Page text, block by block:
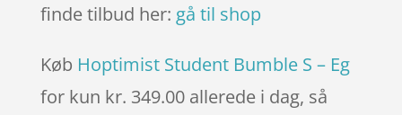
finde tilbud her: gå til shop
Køb Hoptimist Student Bumble S – Eg
for kun kr. 349.00 allerede i dag, så